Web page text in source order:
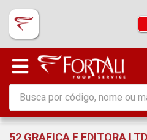
52 GRAFICA E EDITORA